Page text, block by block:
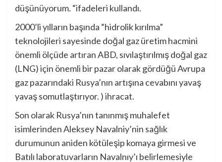
düşünüyorum. “ifadeleri kullandı.
2000’li yılların başında “hidrolik kırılma”
teknolojileri sayesinde doğal gaz üretim hacmini
önemli ölçüde artıran ABD, sıvılaştırılmış doğal gaz
(LNG) için önemli bir pazar olarak gördüğü Avrupa
gaz pazarındaki Rusya’nın artışına cevabını yavaş
yavaş somutlaştırıyor. ) ihracat.
Son olarak Rusya’nın tanınmış muhalefet
isimlerinden Aleksey Navalniy’nin sağlık
durumunun aniden kötüleşip komaya girmesi ve
Batılı laboratuvarların Navalnıy’ı belirlemesiyle